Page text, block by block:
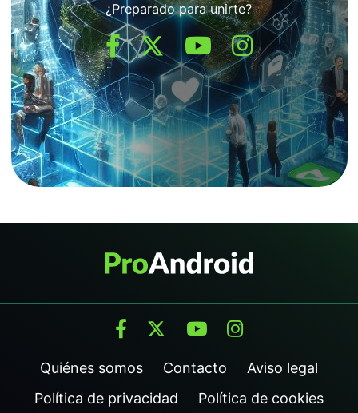
¿Preparado para unirte?
Quiénes somos Contacto
Aviso legal
Política de privacidad
Política de cookies